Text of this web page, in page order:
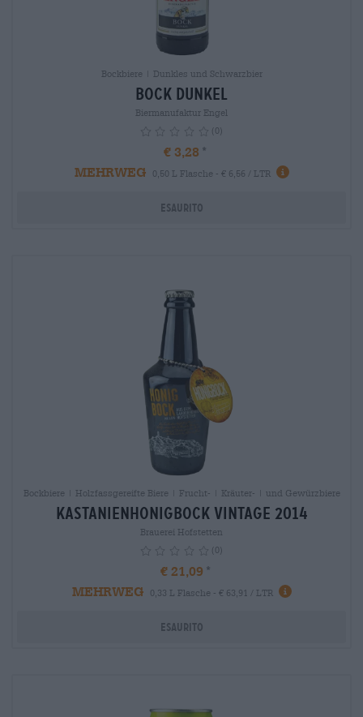
Bockbiere | Dunkles und Schwarzbier
Bock Dunkel
Biermanufaktur Engel
(0)
€ 3,28
MEHRWEG
0,50 L Flasche - € 6,56 / LTR info
Esaurito
Bockbiere | Holzfassgereifte Biere | Frucht- | Kräuter- | und Gewürzbiere
Kastanienhonigbock Vintage 2014
Brauerei Hofstetten
(0)
€ 21,09
MEHRWEG
0,33 L Flasche - € 63,91 / LTR info
Esaurito